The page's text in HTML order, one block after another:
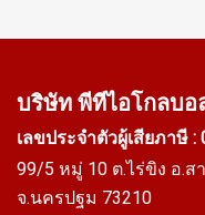
บริษัท พีทีไอโกลบอ
เลขประจำตัวผู้เสียภาษี :
99/5 หมู่ 10 ต.ไร่ขิง อ.ส
จ.นครปฐม 73210